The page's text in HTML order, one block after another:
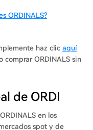
is an NFT protocol built
satoshis (SATs)
the Ord
satoshis, enabling
through an ordinal
ORDINALS?
haz clic aquí
comprar ORDINALS sin
de ORDI
en los
spot y de